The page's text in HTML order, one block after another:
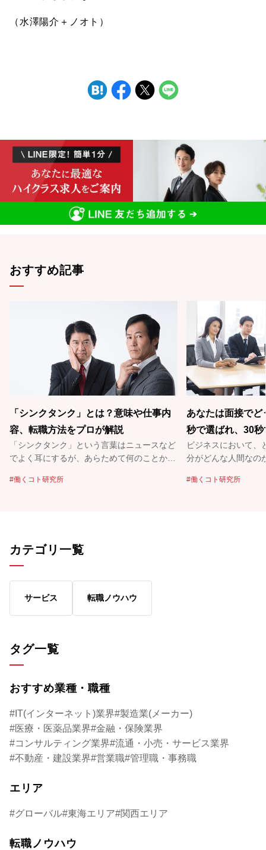
（水澤陽介＋ノオト）
おすすめ記事
「シンクタンク」とは？意味や仕事内
容、転職方法をプロが解説
「シンクタンク」という言葉はニュースなど
でよく耳にするが、あらためて何のことかと
という人も多いのでは？ シンクタンク
とができるのか。日本生命グループのシンク
働くコト研究所
あなたは面接で
秒で選ばれ、30
メージ戦略を考え
ビジネスにおいて、
分がどんな人間なの
るものだろう。どう
働くコト研究所
カテゴリ一覧
サービス 転職ノウハウ
タグ一覧
おすすめ業種・職種
IT(インターネット)業界 製造業(メーカー)
医療・医薬品業界 金融・保険業界
コンサルティング業界 流通・小売・サービス業界
不動産・建設業界 営業職 管理職・事務職
エリア
グローバル 東海エリア 関西エリア
転職ノウハウ